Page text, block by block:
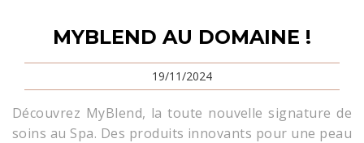
MYBLEND AU DOMAINE !
19/11/2024
Découvrez MyBlend, la toute nouvelle signature de
soins au Spa. Des produits innovants pour une peau